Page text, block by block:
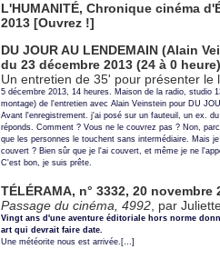
L'HUMANITÉ, Chronique cinéma
2013 [Ouvrez !]
DU JOUR AU LENDEMAIN (Alain
du 23 décembre 2013 (24 à 0 heure)
Un entretien de 35' pour présenter le
5 décembre 2013, 14 heures. Maison de la radio, studio
montage) de l'entretien avec Alain Veinstein pour DU
Avant l'enregistrement. j'ai posé sur un fauteuil, un ex.
réponds. Comment ? Vous ne le couvrez pas ? Non,
que les personnes le touchent sans intermédiaire. Mais
couvert ? Bien sûr que je l'ai couvert, et même je ne
C'est bon, je suis prête.
TÉLÉRAMA, n° 3332, 20 novembre
Passage du cinéma, 4992 , par
Vingt ans d'une aventure éditoriale hors norme
art qui devrait faire date.
Une météorite nous est arrivée.[…]